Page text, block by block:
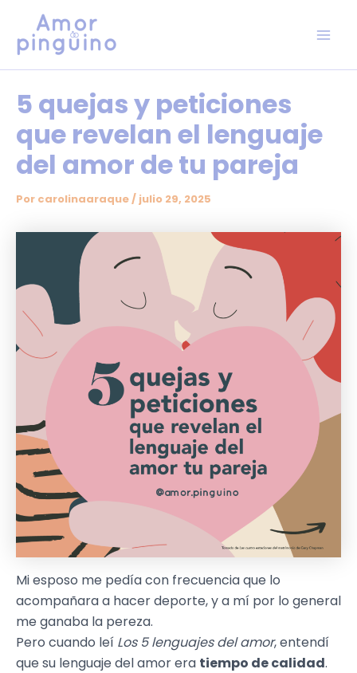
contenido
5 quejas y peticiones
que revelan el lenguaje
del amor de tu pareja
Por carolinaaraque/ julio 29, 2025
Mi esposo me pedía con frecuencia que lo
acompañara a hacer deporte, y a mí por lo general
me ganaba la pereza.
Pero cuando leí Los 5 lenguajes del amor, entendí
que su lenguaje del amor era tiempo de calidad.